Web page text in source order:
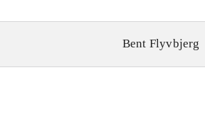
Bent Flyvbjerg